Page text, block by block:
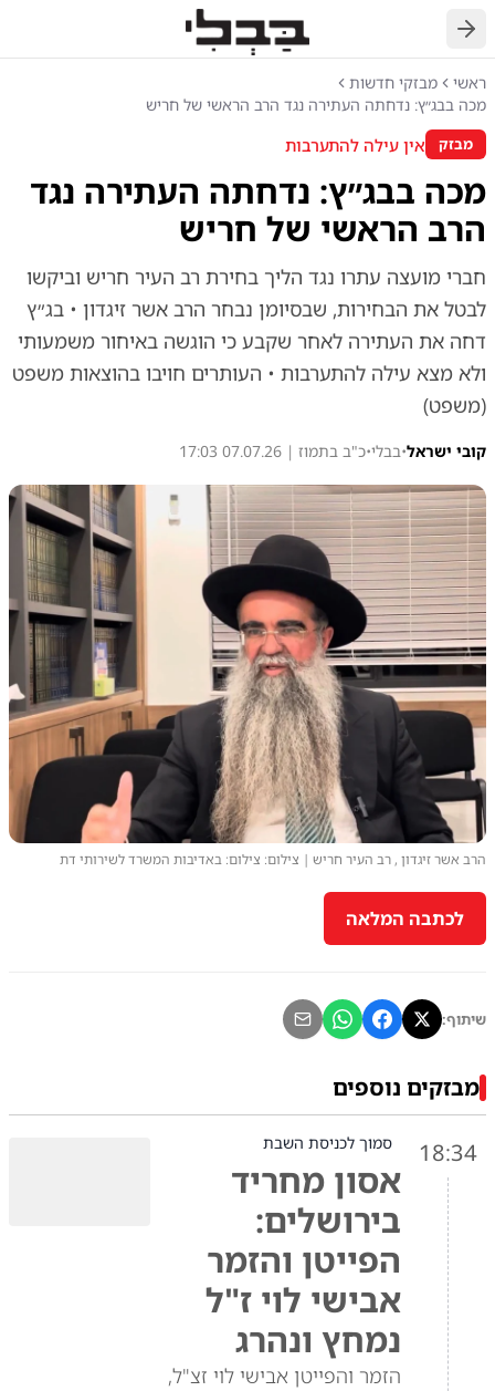
חזרה
ראשי
מבזקי חדשות
מכה בבג״ץ: נדחתה העתירה נגד הרב הראשי של חריש
מבזק אין עילה להתערבות
מכה בבג״ץ: נדחתה העתירה נגד
הרב הראשי של חריש
חברי מועצה עתרו נגד הליך בחירת רב העיר חריש וביקשו
לבטל את הבחירות, שבסיומן נבחר הרב אשר זיגדון • בג״ץ
דחה את העתירה לאחר שקבע כי הוגשה באיחור משמעותי
ולא מצא עילה להתערבות • העותרים חויבו בהוצאות משפט
(משפט)
קובי ישראל•בבלי•כ"ב בתמוז | 07.07.26 17:03
הרב אשר זיגדון , רב העיר חריש | צילום: צילום: באדיבות המשרד לשירותי דת
לכתבה המלאה
שיתוף:
מבזקים נוספים
18:34 סמוך לכניסת השבת
אסון מחריד
בירושלים:
הפייטן והזמר
אבישי לוי ז"ל
נמחץ ונהרג
הזמר והפייטן אבישי לוי זצ"ל,